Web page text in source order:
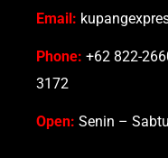
Email:
Phone: +62 822-
3172
Open: Senin –